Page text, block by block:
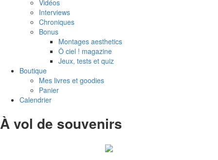
Vidéos
Interviews
Chroniques
Bonus
Montages aesthetics
Ô ciel ! magazine
Jeux, tests et quiz
Boutique
Mes livres et goodies
Panier
Calendrier
À vol de souvenirs